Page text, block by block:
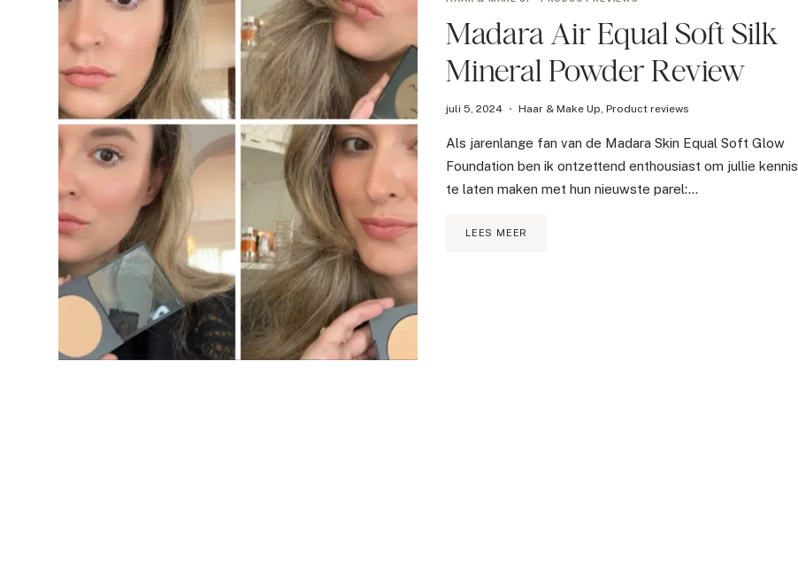
Madara Air Equal Soft Silk
Mineral Powder Review
juli 5, 2024 Haar & Make Up ,Product reviews
Als jarenlange fan van de Madara Skin Equal Soft Glow
Foundation ben ik ontzettend enthousiast om jullie kennis
te laten maken met hun nieuwste parel:…
LEES MEER